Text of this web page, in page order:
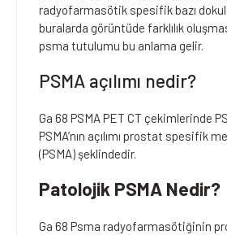
radyofarmasötik spesifik bazı
buralarda görüntüde farklılık
psma tutulumu bu anlama gelir.
PSMA açılımı nedir?
Ga 68 PSMA PET CT çekimlerinde
PSMA’nın açılımı prostat spesifik
(PSMA) şeklindedir.
Patolojik PSMA Nedir?
Ga 68 Psma radyofarmasötiğinin